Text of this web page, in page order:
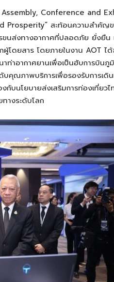
Conference and
Prosperity” สะท้อนความสำคัญ
รขนส่งทางอากาศที่ปลอดภัย ยั่งยืน
โดยสาร โดยภายในงาน AOT ไ
าอากาศยานเพื่อเป็นฮับการบินภู
บคุณภาพบริการเพื่อรองรับการเดิ
บนโยบายส่งเสริมการท่องเที่ยวไ
างระดับโลก